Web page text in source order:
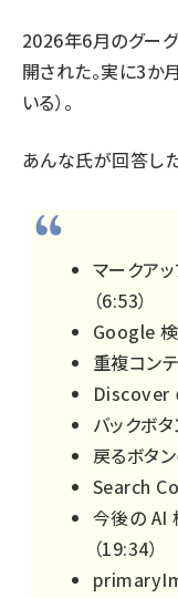
2026年6月のグー
開された。実に3か
いる）。
あんな氏が回答し
マークア
（6:53）
Google 検
重複コン
Discover
バックボ
戻るボタ
Search
今後の AI
（19:34）